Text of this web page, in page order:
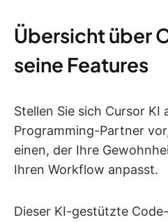
Übersicht über
seine Features
Stellen Sie sich Cursor KI
Programming-Partner
einen, der Ihre
Ihren Workflow anpasst.
Dieser KI-gestützte